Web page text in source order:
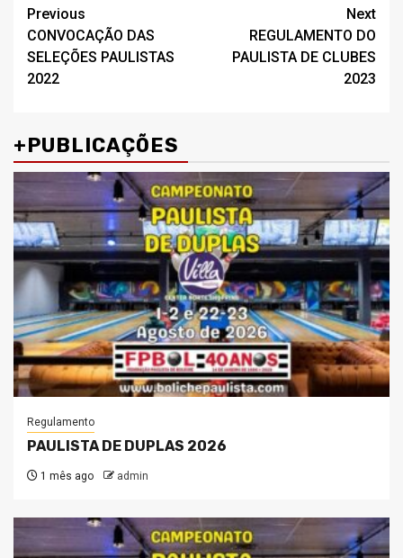
Post
navigation
Previous
CONVOCAÇÃO DAS
SELEÇÕES PAULISTAS
2022
Next
REGULAMENTO DO
PAULISTA DE CLUBES
2023
+PUBLICAÇÕES
Regulamento
PAULISTA DE DUPLAS 2026
1 mês ago admin